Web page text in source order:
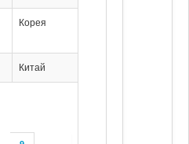
Корея
Китай